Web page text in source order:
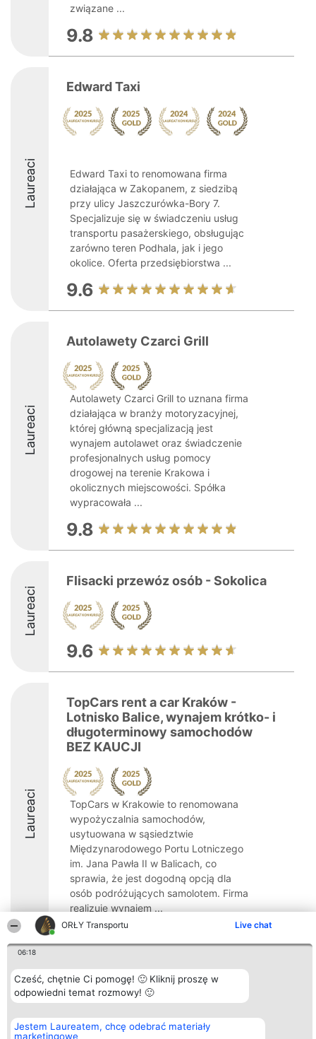
ORŁY Transportu Live chat
06:18
Cześć, chętnie Ci pomogę! 🙂 Kliknij proszę w
odpowiedni temat rozmowy! 🙂
Jestem Laureatem, chcę odebrać materiały
marketingowe
związane ...
9.8
Laureaci
Edward Taxi
Edward Taxi to renomowana firma
działająca w Zakopanem, z siedzibą
przy ulicy Jaszczurówka-Bory 7.
Specjalizuje się w świadczeniu usług
transportu pasażerskiego, obsługując
zarówno teren Podhala, jak i jego
okolice. Oferta przedsiębiorstwa ...
9.6
Laureaci
Autolawety Czarci Grill
Autolawety Czarci Grill to uznana firma
działająca w branży motoryzacyjnej,
której główną specjalizacją jest
wynajem autolawet oraz świadczenie
profesjonalnych usług pomocy
drogowej na terenie Krakowa i
okolicznych miejscowości. Spółka
wypracowała ...
9.8
Laureaci
Flisacki przewóz osób - Sokolica
9.6
Laureaci
TopCars rent a car Kraków -
Lotnisko Balice, wynajem krótko- i
długoterminowy samochodów
BEZ KAUCJI
TopCars w Krakowie to renomowana
wypożyczalnia samochodów,
usytuowana w sąsiedztwie
Międzynarodowego Portu Lotniczego
im. Jana Pawła II w Balicach, co
sprawia, że jest dogodną opcją dla
osób podróżujących samolotem. Firma
realizuje wynajem ...
9.8
Organizator plebiscytu
Bright Side Solutions sp. z o.
o. sp. k.
Wrocław 50-079
KRS 0000749100 | Regon
Plebiscyt
Laureaci
Lista
Laureatów
Kontakt